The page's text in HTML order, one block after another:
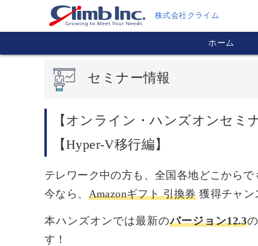
株式会社クライム
ホーム
セミナー情報
【オンライン・ハンズオンセミ
【Hyper-V移行編】
テレワーク中の方も、全国各地どこからで
今なら、 Amazonギフト 引換券獲得チャン
本ハンズオンでは最新のバージョン12.3
す！